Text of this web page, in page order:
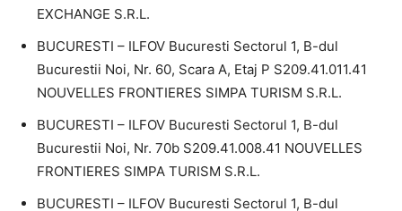
EXCHANGE S.R.L.
BUCURESTI – ILFOV Bucuresti Sectorul 1, B-dul
Bucurestii Noi, Nr. 60, Scara A, Etaj P S209.41.011.41
NOUVELLES FRONTIERES SIMPA TURISM S.R.L.
BUCURESTI – ILFOV Bucuresti Sectorul 1, B-dul
Bucurestii Noi, Nr. 70b S209.41.008.41 NOUVELLES
FRONTIERES SIMPA TURISM S.R.L.
BUCURESTI – ILFOV Bucuresti Sectorul 1, B-dul